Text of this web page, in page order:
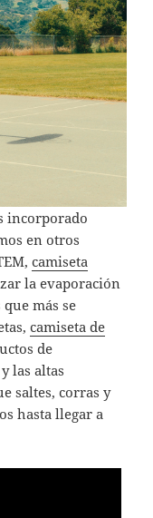
incorporado
en otros
camiseta
la evaporación
más se
camiseta de
de
las altas
saltes, corras y
hasta llegar a